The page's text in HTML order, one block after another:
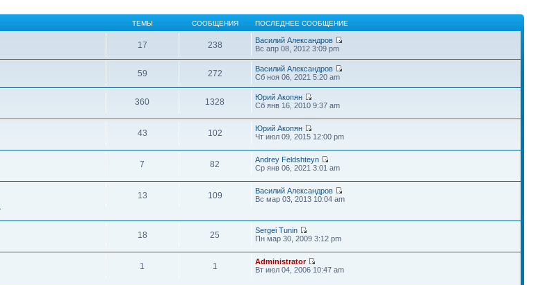
ТЕМЫ СООБЩЕНИЯ ПОСЛЕДНЕЕ СООБЩЕНИЕ
17 238
Василий Александров
Вс апр 08, 2012 3:09 pm
59 272
Василий Александров
Сб ноя 06, 2021 5:20 am
360 1328
Юрий Акопян
Сб янв 16, 2010 9:37 am
43 102
Юрий Акопян
Чт июл 09, 2015 12:00 pm
7 82
Andrey Feldshteyn
Ср янв 06, 2021 3:01 am
13 109
Василий Александров
Вс мар 03, 2013 10:04 am
18 25
Sergei Tunin
Пн мар 30, 2009 3:12 pm
1 1
Administrator
Вт июл 04, 2006 10:47 am